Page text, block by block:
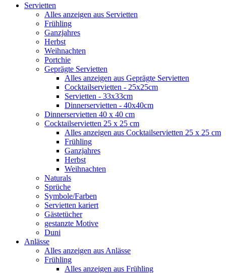
Servietten
Alles anzeigen aus Servietten
Frühling
Ganzjahres
Herbst
Weihnachten
Portchie
Geprägte Servietten
Alles anzeigen aus Geprägte Servietten
Cocktailservietten - 25x25cm
Servietten - 33x33cm
Dinnerservietten - 40x40cm
Dinnerservietten 40 x 40 cm
Cocktailservietten 25 x 25 cm
Alles anzeigen aus Cocktailservietten 25 x 25 cm
Frühling
Ganzjahres
Herbst
Weihnachten
Naturals
Sprüche
Symbole/Farben
Servietten kariert
Gästetücher
gestanzte Motive
Duni
Anlässe
Alles anzeigen aus Anlässe
Frühling
Alles anzeigen aus Frühling